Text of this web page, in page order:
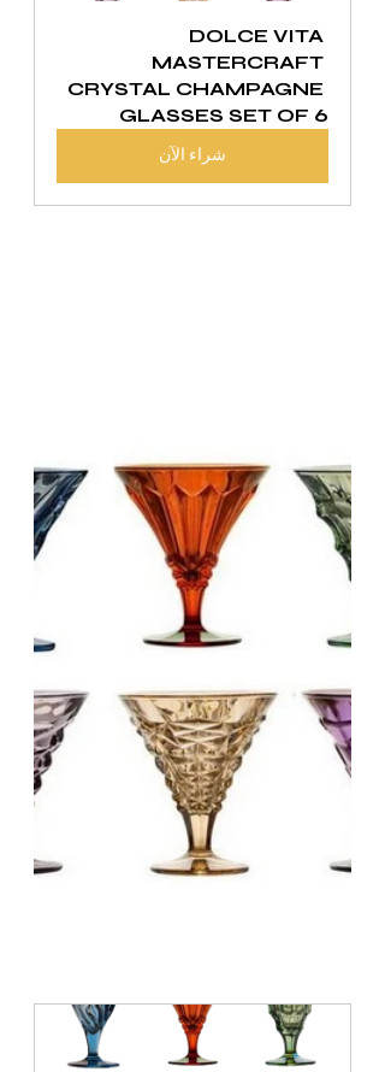
DOLCE VITA
MASTERCRAFT
CRYSTAL CHAMPAGNE
GLASSES SET OF 6
شراء الآن